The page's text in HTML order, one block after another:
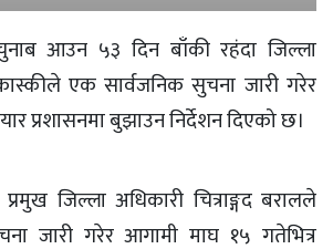
आउन ५३ दिन बाँकी रहंदा जिल्ला
एक सार्वजनिक सुचना जारी गरेर
प्रशासनमा बुझाउन निर्देशन दिएको छ।
जिल्ला अधिकारी चित्राङ्गद बरालले
जारी गरेर आगामी माघ १५ गतेभित्र